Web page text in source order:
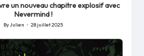
un nouveau chapitre explosif avec
Nevermind !
Posted
ByJulien 28 juillet 2025